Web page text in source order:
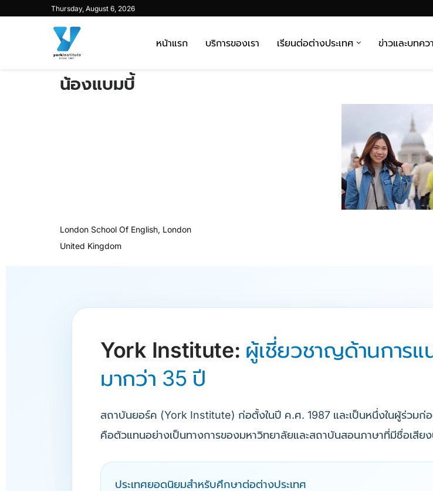
Thursday, August 6, 2026
หน้าแรก บริการของเรา เรียนต่อต่างประเทศ ข่าวและบทคว
น้องแบมบี้
London School Of English, London
United Kingdom
York Institute: ผู้เชี่ยวชาญด้านการแ
มากว่า 35 ปี
สถาบันยอร์ค (York Institute) ก่อตั้งในปี ค.ศ. 1987 และเป็นหนึ่งในผู้ร่วมก่
คือตัวแทนอย่างเป็นทางการของมหาวิทยาลัยและสถาบันสอนภาษาที่มีชื่อเสีย
ประเทศยอดนิยมสำหรับศึกษาต่อต่างประเทศ